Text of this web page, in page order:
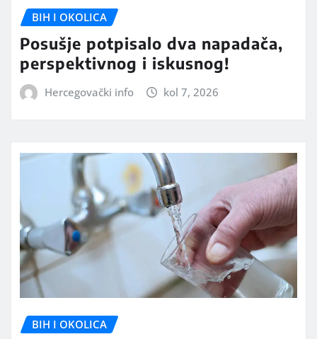
BIH I OKOLICA
Posušje potpisalo dva napadača,
perspektivnog i iskusnog!
Hercegovački info kol 7, 2026
BIH I OKOLICA